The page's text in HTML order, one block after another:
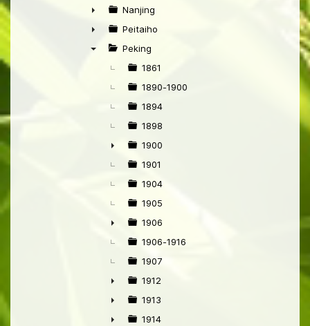
►
►
Nanjing
►
Peitaiho
Peking
1861
1890-1900
1894
1898
►
1900
1901
1904
1905
►
1906
1906-1916
1907
►
1912
►
1913
1914